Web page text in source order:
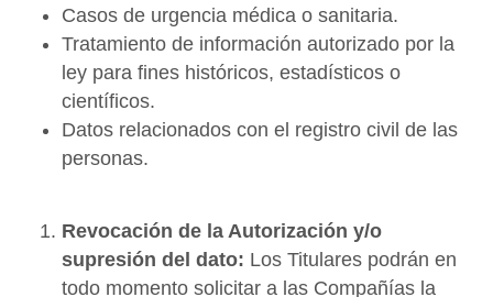
Casos de urgencia médica o sanitaria.
Tratamiento de información autorizado por la
ley para fines históricos, estadísticos o
científicos.
Datos relacionados con el registro civil de las
personas.
Revocación de la Autorización y/o
supresión del dato: Los Titulares podrán en
todo momento solicitar a las Compañías la